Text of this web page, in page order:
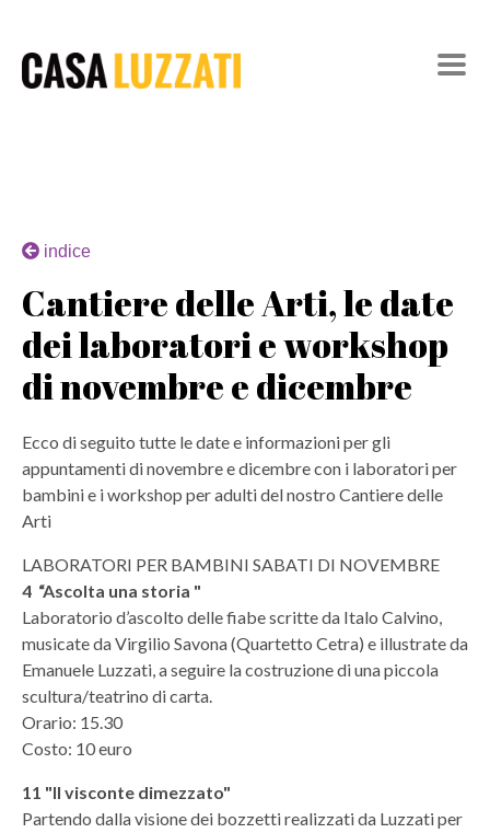
indice
Cantiere delle Arti, le date
dei laboratori e workshop
di novembre e dicembre
Ecco di seguito tutte le date e informazioni per gli
appuntamenti di novembre e dicembre con i laboratori per
bambini e i workshop per adulti del nostro Cantiere delle
Arti
LABORATORI PER BAMBINI SABATI DI NOVEMBRE
4 “Ascolta una storia "
Laboratorio d’ascolto delle fiabe scritte da Italo Calvino,
musicate da Virgilio Savona (Quartetto Cetra) e illustrate da
Emanuele Luzzati, a seguire la costruzione di una piccola
scultura/teatrino di carta.
Orario: 15.30
Costo: 10 euro
11 "Il visconte dimezzato"
Partendo dalla visione dei bozzetti realizzati da Luzzati per